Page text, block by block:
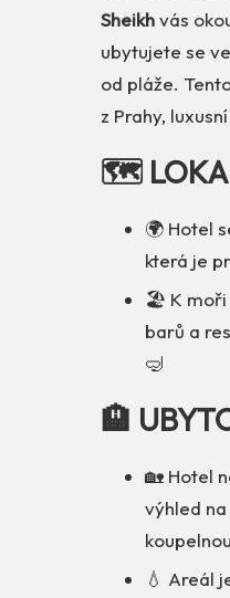
Sheikhvás
ubytujete se
od pláže.
z Prahy,
🗺️
🌍 Hotel
která je
🏖️ K moři
barů a
🤿
🏨
🏡 Hotel
výhled
💧 Areál